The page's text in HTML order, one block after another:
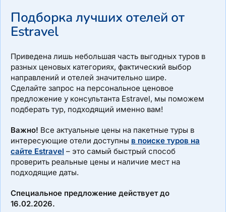
Подборка лучших отелей от
Estravel
Приведена лишь небольшая часть выгодных туров в
разных ценовых категориях, фактический выбор
направлений и отелей значительно шире.
Сделайте запрос на персональное ценовое
предложение у консультанта Estravel, мы поможем
подберать тур, подходящий именно вам!
Важно! Все актуальные цены на пакетные туры в
интересующие отели доступны в поиске туров на
сайте Estravel – это самый быстрый способ
проверить реальные цены и наличие мест на
подходящие даты.
Специальное предложение действует до
16.02.2026.